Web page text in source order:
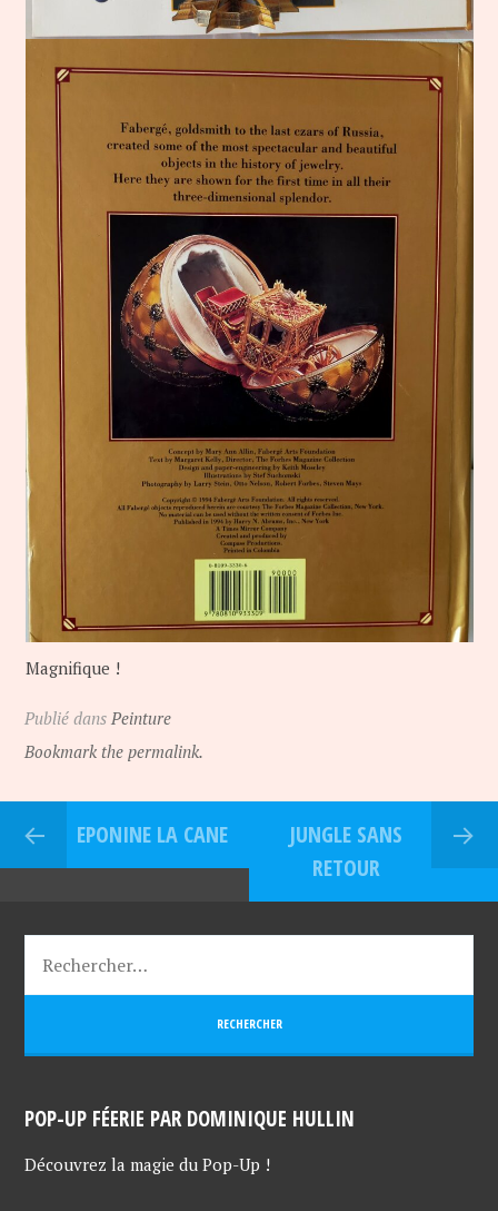
Magnifique !
Publié dans Peinture
Bookmark the permalink.
EPONINE LA CANE
JUNGLE SANS
RETOUR
POP-UP FÉERIE PAR DOMINIQUE HULLIN
Découvrez la magie du Pop-Up !